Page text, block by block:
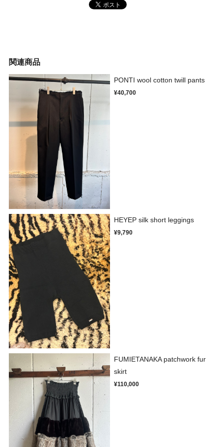
関連商品
PONTI wool cotton twill pants
¥40,700
HEYEP silk short leggings
¥9,790
FUMIETANAKA patchwork fur
skirt
¥110,000